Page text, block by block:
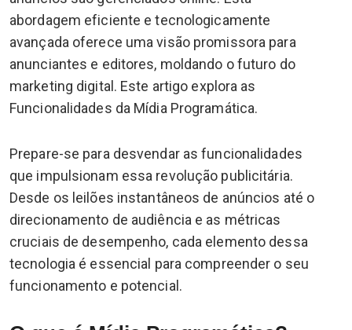
abordagem eficiente e tecnologicamente
avançada oferece uma visão promissora para
anunciantes e editores, moldando o futuro do
marketing digital. Este artigo explora as
Funcionalidades da Mídia Programática.
Prepare-se para desvendar as funcionalidades
que impulsionam essa revolução publicitária.
Desde os leilões instantâneos de anúncios até o
direcionamento de audiência e as métricas
cruciais de desempenho, cada elemento dessa
tecnologia é essencial para compreender o seu
funcionamento e potencial.